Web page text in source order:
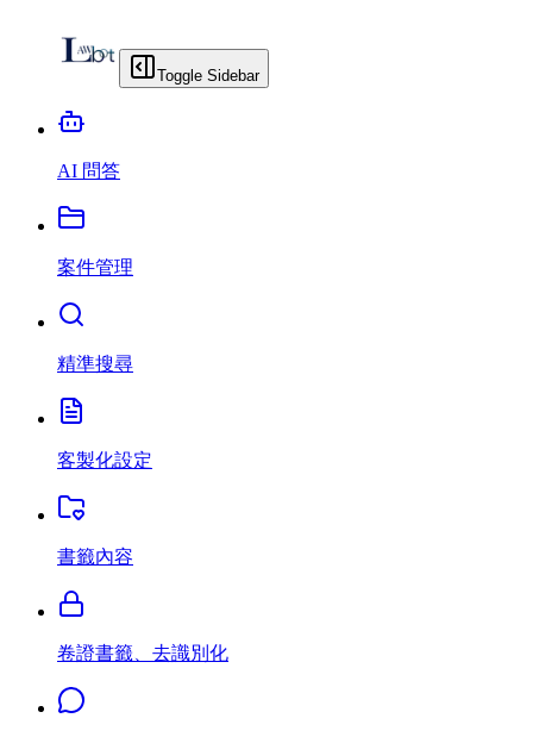
Toggle Sidebar
AI 問答
案件管理
精準搜尋
客製化設定
書籤內容
卷證書籤、去識別化